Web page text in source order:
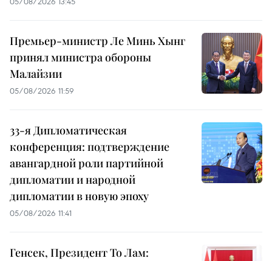
Премьер-министр Ле Минь Хынг
принял министра обороны
Малайзии
05/08/2026 11:59
33-я Дипломатическая
конференция: подтверждение
авангардной роли партийной
дипломатии и народной
дипломатии в новую эпоху
05/08/2026 11:41
Генсек, Президент То Лам: